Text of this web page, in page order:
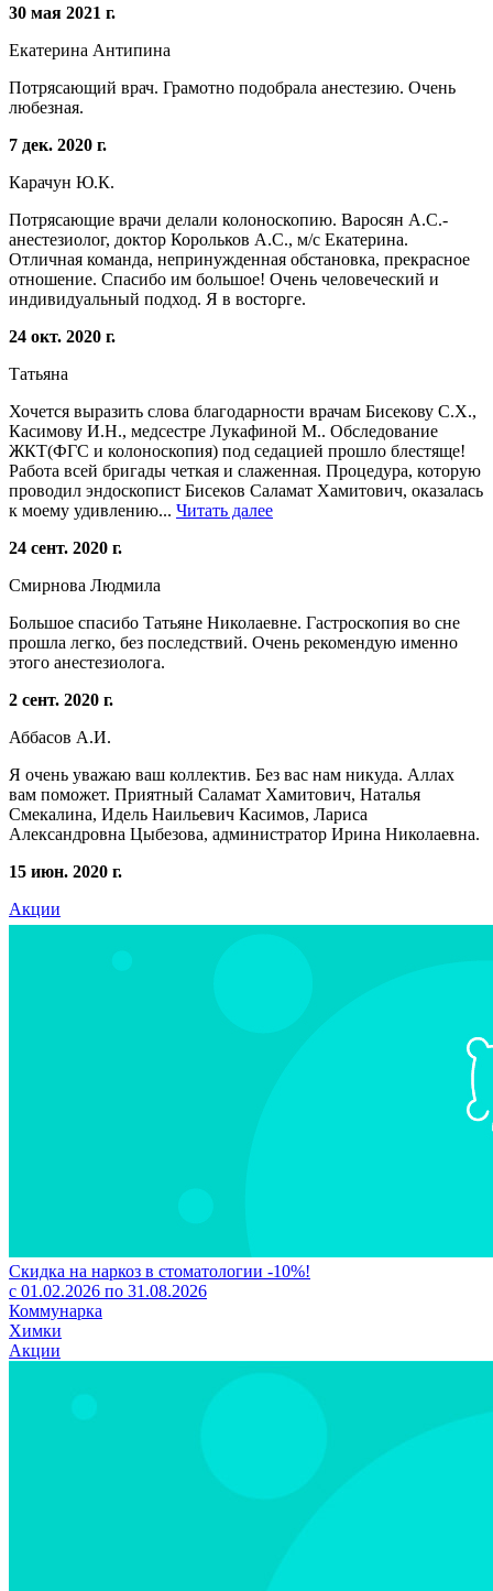
30 мая 2021 г.
Екатерина Антипина
Потрясающий врач. Грамотно подобрала анестезию. Очень
любезная.
7 дек. 2020 г.
Карачун Ю.К.
Потрясающие врачи делали колоноскопию. Варосян А.С.-
анестезиолог, доктор Корольков А.С., м/с Екатерина.
Отличная команда, непринужденная обстановка, прекрасное
отношение. Спасибо им большое! Очень человеческий и
индивидуальный подход. Я в восторге.
24 окт. 2020 г.
Татьяна
Хочется выразить слова благодарности врачам Бисекову С.Х.,
Касимову И.Н., медсестре Лукафиной М.. Обследование
ЖКТ(ФГС и колоноскопия) под седацией прошло блестяще!
Работа всей бригады четкая и слаженная. Процедура, которую
проводил эндоскопист Бисеков Саламат Хамитович, оказалась
к моему удивлению... Читать далее
24 сент. 2020 г.
Смирнова Людмила
Большое спасибо Татьяне Николаевне. Гастроскопия во сне
прошла легко, без последствий. Очень рекомендую именно
этого анестезиолога.
2 сент. 2020 г.
Аббасов А.И.
Я очень уважаю ваш коллектив. Без вас нам никуда. Аллах
вам поможет. Приятный Саламат Хамитович, Наталья
Смекалина, Идель Наильевич Касимов, Лариса
Александровна Цыбезова, администратор Ирина Николаевна.
15 июн. 2020 г.
Акции
Скидка на наркоз в стоматологии -10%!
с 01.02.2026 по 31.08.2026
Коммунарка
Химки
Акции